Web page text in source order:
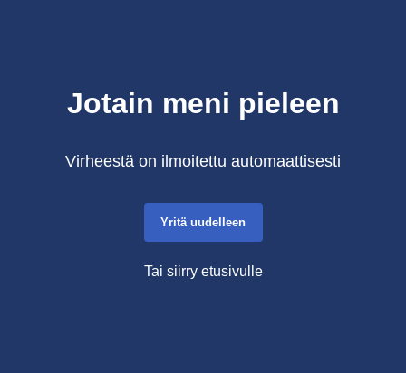
Jotain meni pieleen
Virheestä on ilmoitettu automaattisesti
Yritä uudelleen
Tai siirry etusivulle